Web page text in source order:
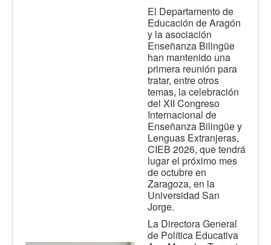
El Departamento de
Educación de Aragón
y la asociación
Enseñanza Bilingüe
han mantenido una
primera reunión para
tratar, entre otros
temas, la celebración
del XII Congreso
Internacional de
Enseñanza Bilingüe y
Lenguas Extranjeras,
CIEB 2026, que tendrá
lugar el próximo mes
de octubre en
Zaragoza, en la
Universidad San
Jorge.
La Directora General
de Política Educativa